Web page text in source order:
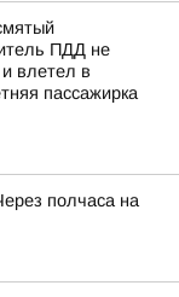
ПДД не
влетел в
пассажирка
полчаса на